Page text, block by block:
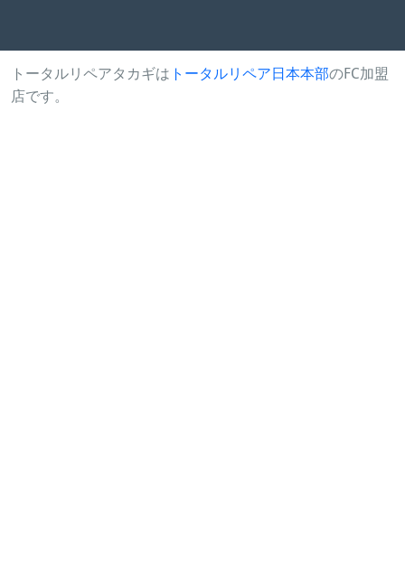
トータルリペアタカギは トータルリペア日本本部のFC加盟
店です。